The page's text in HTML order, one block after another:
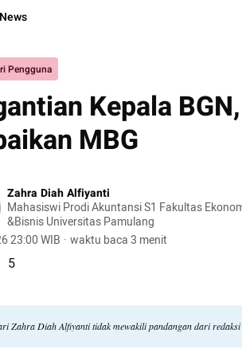
News
Pengguna
Kepala
MBG
Zahra Diah Alfiyanti
Mahasiswi Prodi Akuntansi S1 Fakultas
&Bisnis Universitas Pamulang
23:00 WIB · waktu baca 3 menit
5
Zahra Diah Alfiyanti tidak mewakili pandangan dari